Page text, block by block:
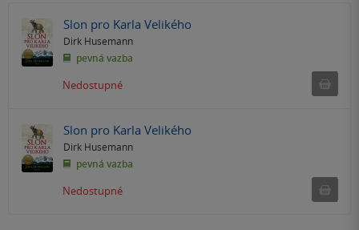
Slon pro Karla Velikého
Dirk Husemann
pevná vazba
Nedostupné
Slon pro Karla Velikého
Dirk Husemann
pevná vazba
Nedostupné